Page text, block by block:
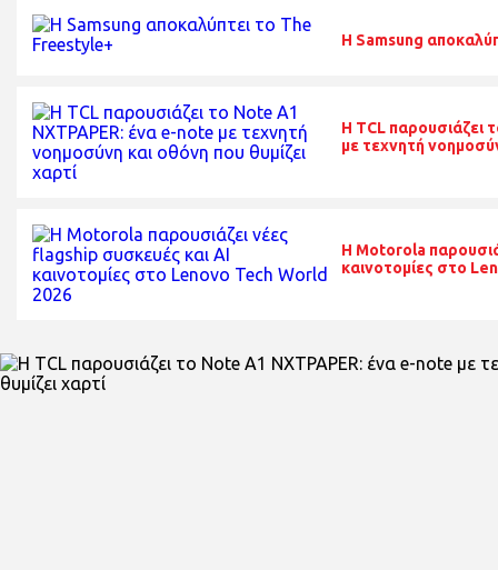
Η Samsung
Η TCL παρουσιάζει
με τεχνητή
Η Motorola
καινοτομίες στο